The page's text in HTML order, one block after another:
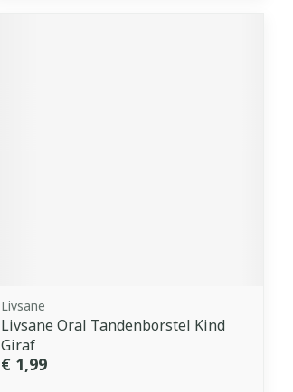
Livsane
Livsane Oral Tandenborstel Kind
Giraf
€ 1,99